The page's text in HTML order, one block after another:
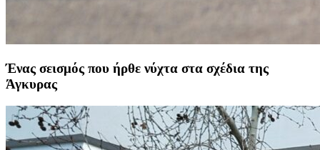
Ένας σεισμός που ήρθε νύχτα στα σχέδια της
Άγκυρας